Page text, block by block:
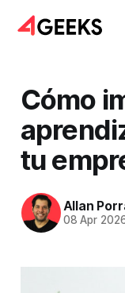
Cómo
tu
Allan
08 Apr